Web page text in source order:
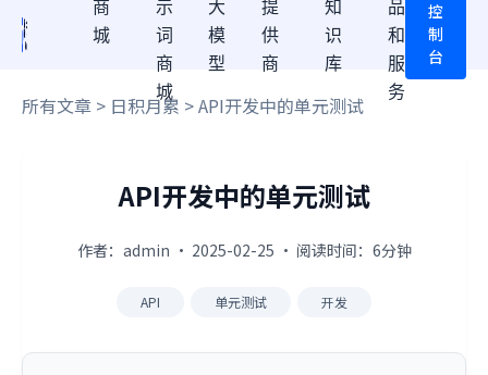
商
城
示
词
商
城
大
模
型
提
供
商
知
识
库
品
和
服
务
控
制
台
所有文章 > 日积月累 > API开发中的单元测试
API开发中的单元测试
作者：admin · 2025-02-25 · 阅读时间：6分钟
API 单元测试 开发